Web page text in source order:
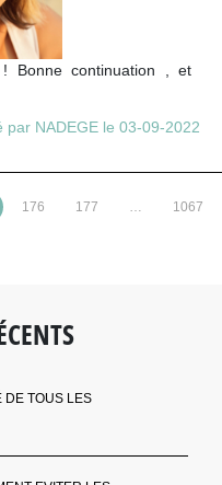
Bonne continuation , et
par NADEGE le 03-09-2022
176 177 … 1067
DE TOUS LES